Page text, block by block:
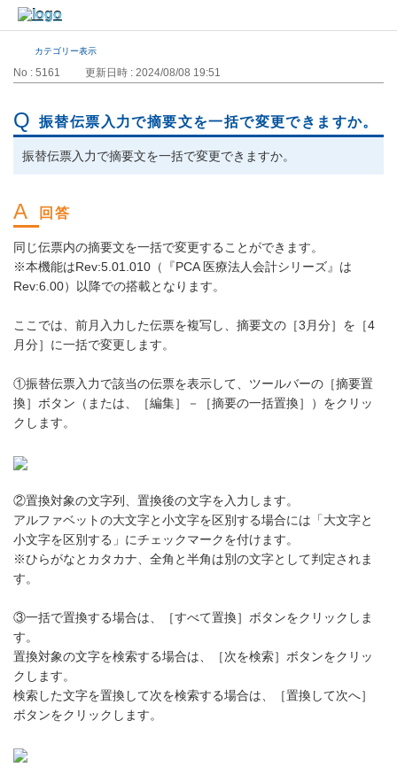
カテゴリー表示
No : 5161 更新日時 : 2024/08/08 19:51
振替伝票入力で摘要文を一括で変更できますか。
振替伝票入力で摘要文を一括で変更できますか。
同じ伝票内の摘要文を一括で変更することができます。
※本機能はRev:5.01.010（『PCA 医療法人会計シリーズ』は
Rev:6.00）以降での搭載となります。
ここでは、前月入力した伝票を複写し、摘要文の［3月分］を［4
月分］に一括で変更します。
①振替伝票入力で該当の伝票を表示して、ツールバーの［摘要置
換］ボタン（または、［編集］－［摘要の一括置換］）をクリッ
クします。
②置換対象の文字列、置換後の文字を入力します。
アルファベットの大文字と小文字を区別する場合には「大文字と
小文字を区別する」にチェックマークを付けます。
※ひらがなとカタカナ、全角と半角は別の文字として判定されま
す。
③一括で置換する場合は、［すべて置換］ボタンをクリックしま
す。
置換対象の文字を検索する場合は、［次を検索］ボタンをクリッ
クします。
検索した文字を置換して次を検索する場合は、［置換して次へ］
ボタンをクリックします。